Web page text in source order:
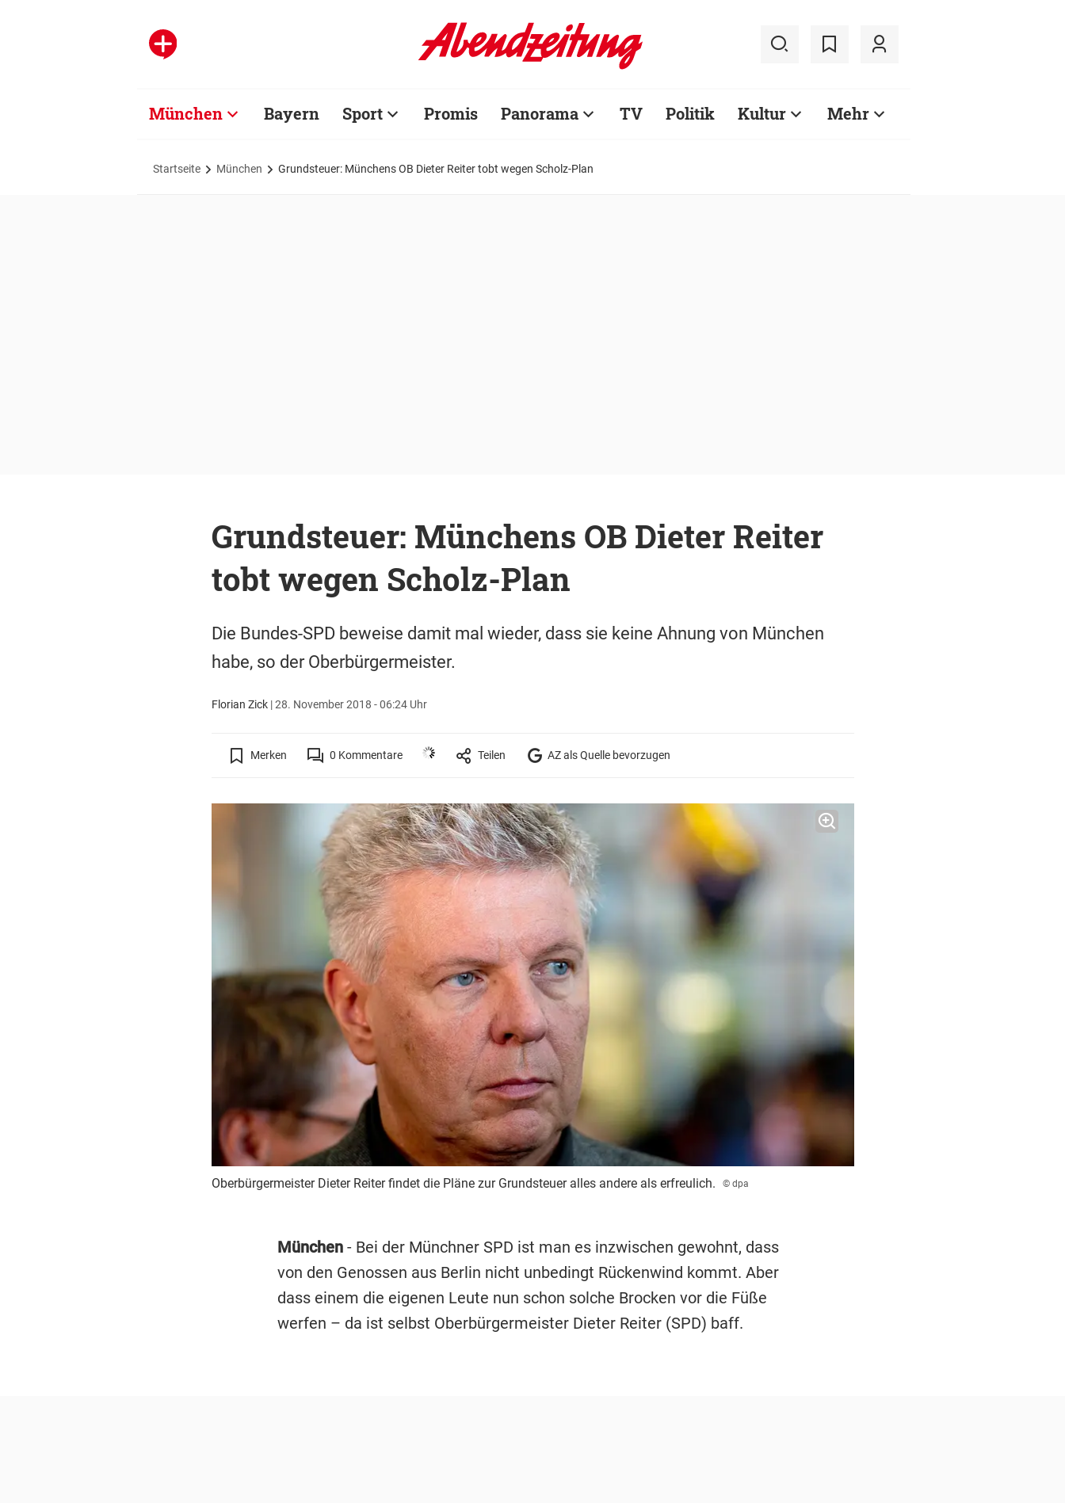
München Bayern Sport Promis Panorama TV Politik Kultur Mehr
Startseite München Grundsteuer: Münchens OB Dieter Reiter tobt wegen Scholz-Plan
Grundsteuer: Münchens OB Dieter Reiter
tobt wegen Scholz-Plan
Die Bundes-SPD beweise damit mal wieder, dass sie keine Ahnung von München
habe, so der Oberbürgermeister.
Florian Zick|28. November 2018 - 06:24 Uhr
Merken 0 Kommentare Teilen AZ als Quelle bevorzugen
Oberbürgermeister Dieter Reiter findet die Pläne zur Grundsteuer alles andere als erfreulich. © dpa
München - Bei der Münchner SPD ist man es inzwischen gewohnt, dass
von den Genossen aus Berlin nicht unbedingt Rückenwind kommt. Aber
dass einem die eigenen Leute nun schon solche Brocken vor die Füße
werfen – da ist selbst Oberbürgermeister Dieter Reiter (SPD) baff.